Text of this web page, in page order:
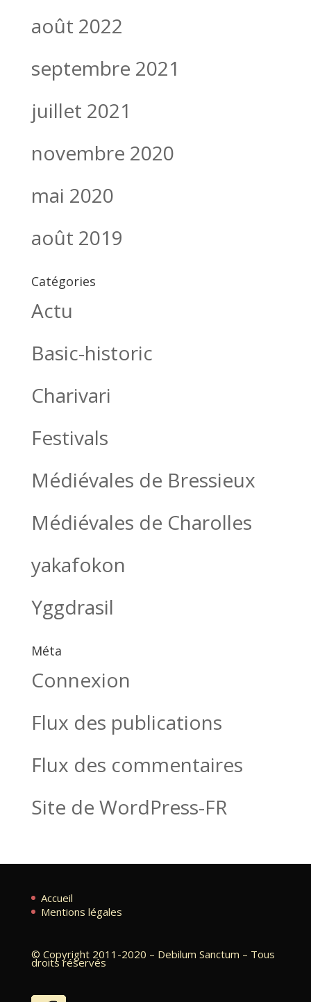
août 2022
septembre 2021
juillet 2021
novembre 2020
mai 2020
août 2019
Catégories
Actu
Basic-historic
Charivari
Festivals
Médiévales de Bressieux
Médiévales de Charolles
yakafokon
Yggdrasil
Méta
Connexion
Flux des publications
Flux des commentaires
Site de WordPress-FR
Accueil
Mentions légales
© Copyright 2011-2020 – Debilum Sanctum – Tous
droits réservés